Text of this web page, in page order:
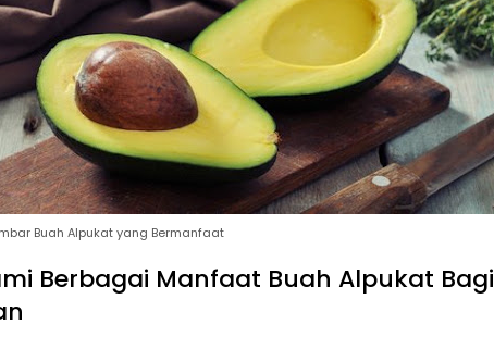
Buah Alpukat yang Bermanfaat
Berbagai Manfaat Buah Alpukat Bagi